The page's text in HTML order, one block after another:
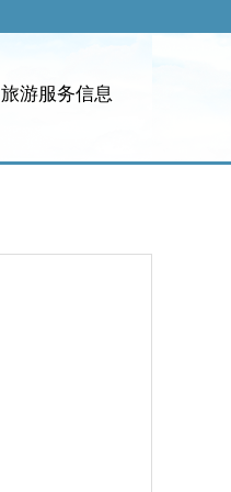
旅游服务信息